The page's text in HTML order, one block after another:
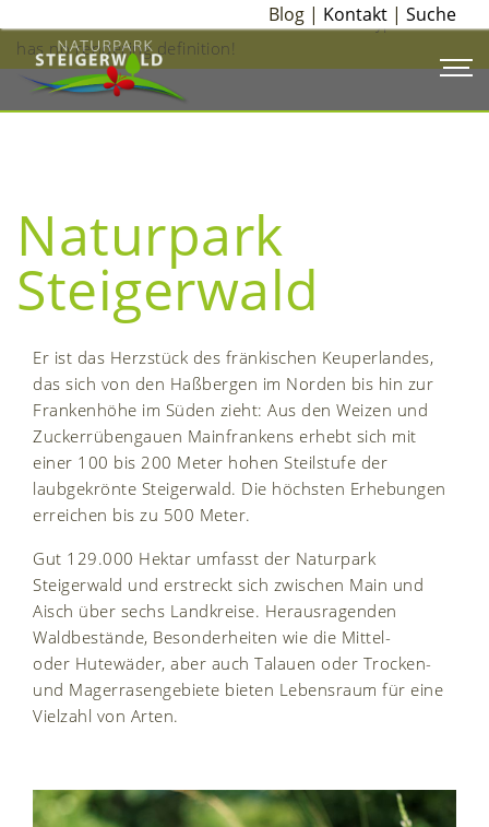
Suche
Kontakt |
Blog |
Content Element with uid "856" and type "teaser"
has no rendering definition!
Naturpark
Steigerwald
Er ist das Herzstück des fränkischen Keuperlandes,
das sich von den Haßbergen im Norden bis hin zur
Frankenhöhe im Süden zieht: Aus den Weizen und
Zuckerrübengauen Mainfrankens erhebt sich mit
einer 100 bis 200 Meter hohen Steilstufe der
laubgekrönte Steigerwald. Die höchsten Erhebungen
erreichen bis zu 500 Meter.
Gut 129.000 Hektar umfasst der Naturpark
Steigerwald und erstreckt sich zwischen Main und
Aisch über sechs Landkreise. Herausragenden
Waldbestände, Besonderheiten wie die Mittel-
oder Hutewäder, aber auch Talauen oder Trocken-
und Magerrasengebiete bieten Lebensraum für eine
Vielzahl von Arten.